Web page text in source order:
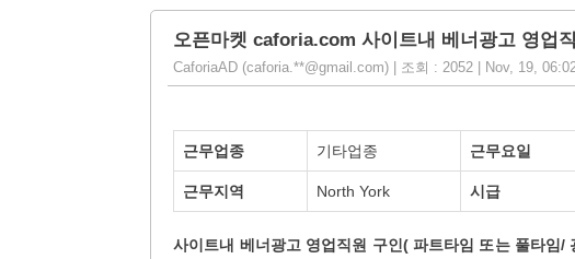
오픈마켓 caforia.com 사이트내 베너광고 영업
CaforiaAD (caforia.**@gmail.com) | 조회 : 2052 | Nov, 19,
근무업종 기타업종 근무요일
근무지역 North York 시급
사이트내 베너광고 영업직원 구인( 파트타임 또는 풀타임/